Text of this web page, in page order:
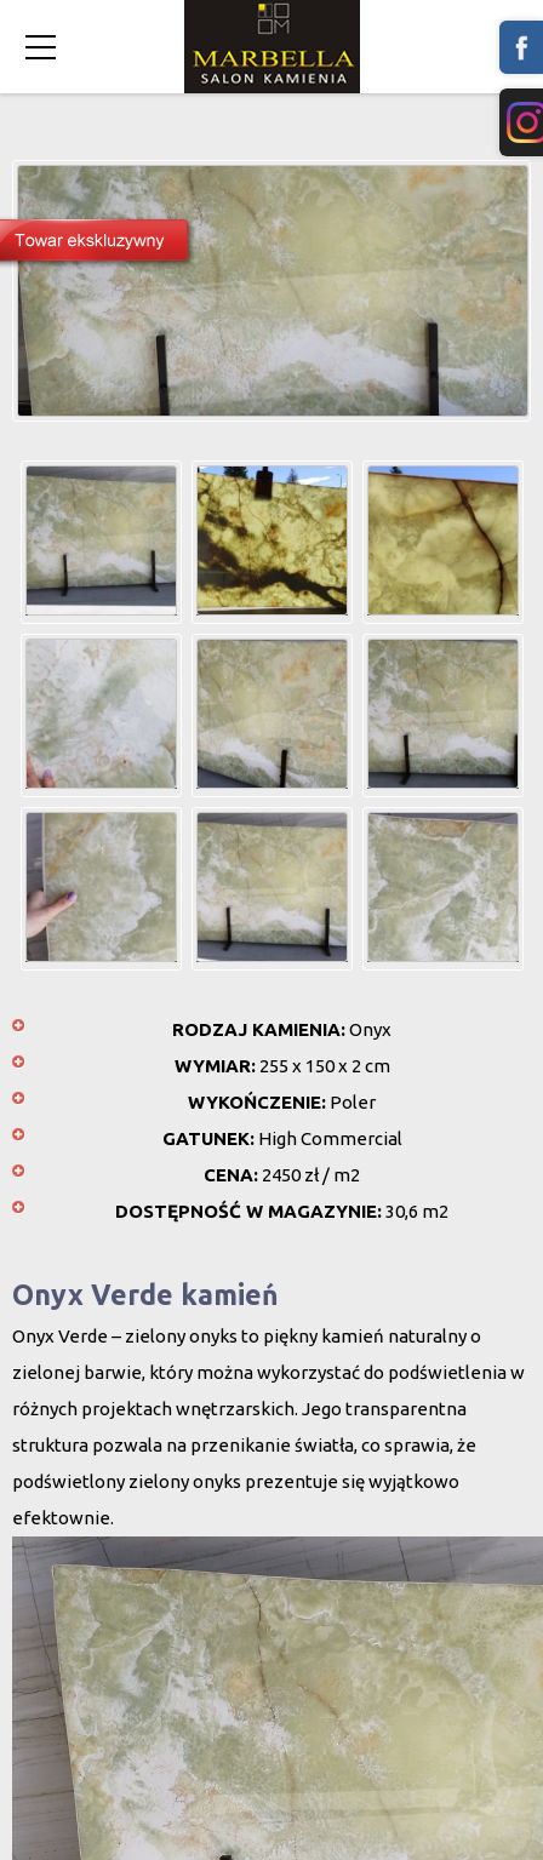
RODZAJ KAMIENIA:Onyx
WYMIAR:255 x 150 x 2 cm
WYKOŃCZENIE: Poler
GATUNEK:High Commercial
CENA: 2450 zł / m2
DOSTĘPNOŚĆ W MAGAZYNIE:30,6 m2
Onyx Verde kamień
Onyx Verde – zielony onyks to piękny kamień naturalny o
zielonej barwie, który można wykorzystać do podświetlenia w
różnych projektach wnętrzarskich. Jego transparentna
struktura pozwala na przenikanie światła, co sprawia, że
podświetlony zielony onyks prezentuje się wyjątkowo
efektownie.